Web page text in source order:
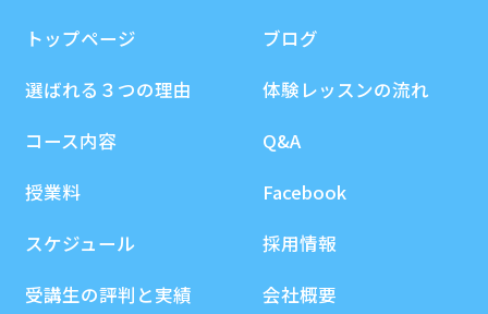
トップページ
選ばれる３つの理由
コース内容
授業料
スケジュール
受講生の評判と実績
ブログ
体験レッスンの流れ
Q&A
Facebook
採用情報
会社概要